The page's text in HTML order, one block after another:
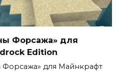
Форсажа» для
Edition
для Майнкрафт